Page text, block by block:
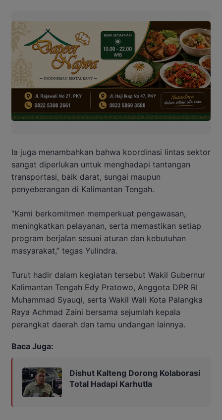
Ia juga menambahkan bahwa koordinasi lintas sektor
sangat diperlukan untuk menghadapi tantangan
transportasi, baik darat, sungai maupun
penyeberangan di Kalimantan Tengah.
“Kami berkomitmen memperkuat pengawasan,
meningkatkan pelayanan, serta memastikan setiap
program berjalan sesuai aturan dan kebutuhan
masyarakat,” tegas Yulindra.
Turut hadir dalam kegiatan tersebut Wakil Gubernur
Kalimantan Tengah Edy Pratowo, Anggota DPR RI
Muhammad Syauqi, serta Wakil Wali Kota Palangka
Raya Achmad Zaini bersama sejumlah kepala
perangkat daerah dan tamu undangan lainnya.
Baca Juga:
Dishut Kalteng Dorong Kolaborasi
Total Hadapi Karhutla